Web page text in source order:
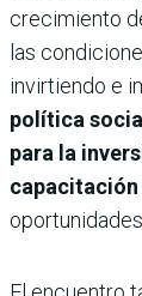
crecimiento
las
invirtiendo e
política
para la
capacitación